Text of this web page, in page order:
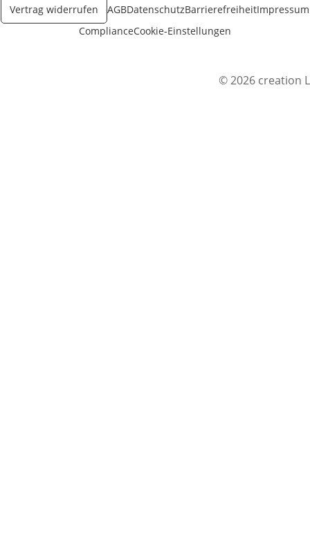
Vertrag widerrufen AGBDatenschutzBarrierefreiheitImpressum
ComplianceCookie-Einstellungen
© 2026 creation L